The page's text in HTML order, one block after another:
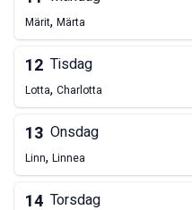
Märit, Märta
12 Tisdag
Lotta, Charlotta
13 Onsdag
Linn, Linnea
14 Torsdag